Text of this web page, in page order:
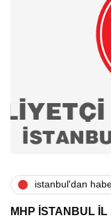
i̇stanbul'dan
MHP İSTANBUL